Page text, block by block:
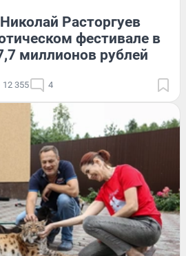
Расторгуев
фестивале в
миллионов рублей
12 355 4